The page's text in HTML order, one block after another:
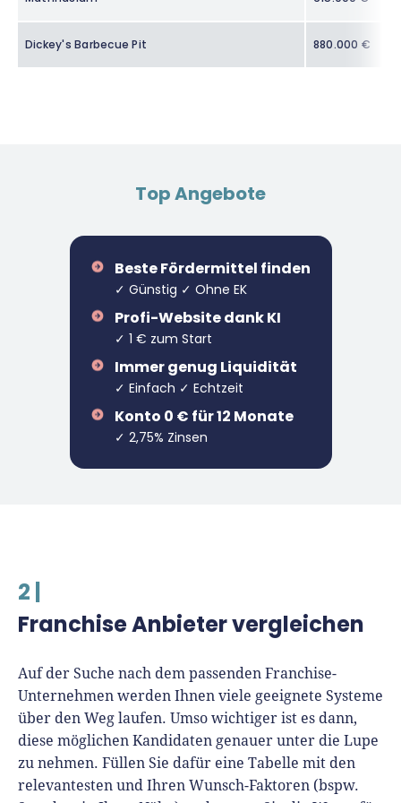
Dickey's Barbecue Pit 880.000 €
Top Angebote
Beste Fördermittel finden
✓ Günstig ✓ Ohne EK
Profi-Website dank KI
✓ 1 € zum Start
Immer genug Liquidität
✓ Einfach ✓ Echtzeit
Konto 0 € für 12 Monate
✓ 2,75% Zinsen
2 |
Franchise Anbieter vergleichen
Auf der Suche nach dem passenden Franchise-
Unternehmen werden Ihnen viele geeignete Systeme
über den Weg laufen. Umso wichtiger ist es dann,
diese möglichen Kandidaten genauer unter die Lupe
zu nehmen. Füllen Sie dafür eine Tabelle mit den
relevantesten und Ihren Wunsch-Faktoren (bspw.